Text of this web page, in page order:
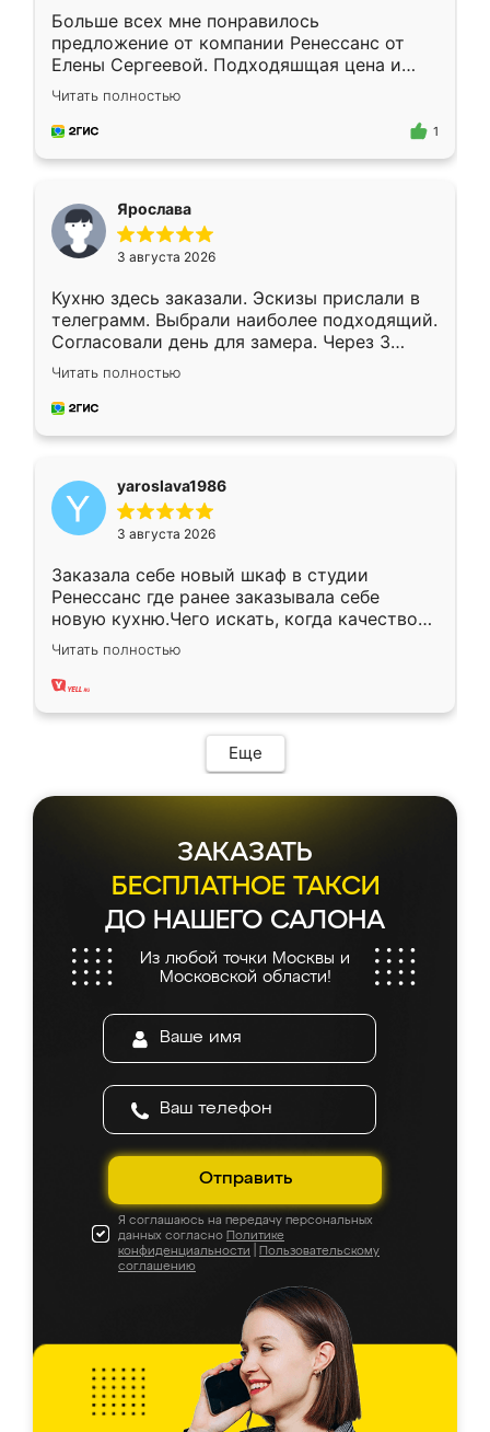
Больше всех мне понравилось
предложение от компании Ренессанс от
Елены Сергеевой. Подходяшщая цена и
короткие сроки изготовления. Приехавший
для замера сотрудник Владислав
предложил по моему эскизу самый
Читать полностью
1
Ярослава
3 августа 2026
Кухню здесь заказали. Эскизы прислали в
телеграмм. Выбрали наиболее подходящий.
Согласовали день для замера. Через 3
недели кухня была уже готова. Остались
довольны работой. Спасибо Ренессанс
мебель за качественную работу!
Читать полностью
yaroslava1986
3 августа 2026
Заказала себе новый шкаф в студии
Ренессанс где ранее заказывала себе
новую кухню.Чего искать, когда качеством
вполне довольна. Служит кухня уже почти
два года, нареканий нет.
Читать полностью
Еще
ЗАКАЗАТЬ
БЕСПЛАТНОЕ ТАКСИ
ДО НАШЕГО САЛОНА
Из любой точки Москвы и
Московской области!
Отправить
Я соглашаюсь на передачу персональных
данных согласно Политике
конфиденциальности
Пользовательскому
соглашению